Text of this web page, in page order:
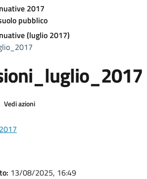
2017
pubblico
(luglio 2017)
Vedi azioni
13/08/2025, 16:49